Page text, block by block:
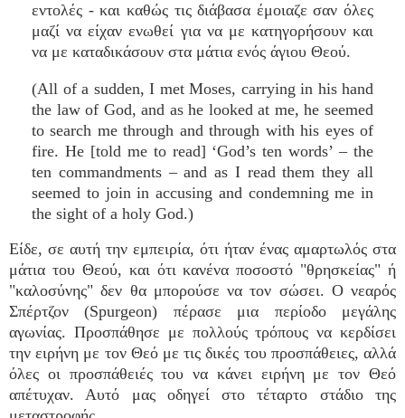
εντολές - και καθώς τις διάβασα έμοιαζε σαν όλες
μαζί να είχαν ενωθεί για να με κατηγορήσουν και
να με καταδικάσουν στα μάτια ενός άγιου Θεού.
(All of a sudden, I met Moses, carrying in his hand
the law of God, and as he looked at me, he seemed
to search me through and through with his eyes of
fire. He [told me to read] ‘God’s ten words’ – the
ten commandments – and as I read them they all
seemed to join in accusing and condemning me in
the sight of a holy God.)
Είδε, σε αυτή την εμπειρία, ότι ήταν ένας αμαρτωλός στα
μάτια του Θεού, και ότι κανένα ποσοστό "θρησκείας" ή
"καλοσύνης" δεν θα μπορούσε να τον σώσει. Ο νεαρός
Σπέρτζον (Spurgeon) πέρασε μια περίοδο μεγάλης
αγωνίας. Προσπάθησε με πολλούς τρόπους να κερδίσει
την ειρήνη με τον Θεό με τις δικές του προσπάθειες, αλλά
όλες οι προσπάθειές του να κάνει ειρήνη με τον Θεό
απέτυχαν. Αυτό μας οδηγεί στο τέταρτο στάδιο της